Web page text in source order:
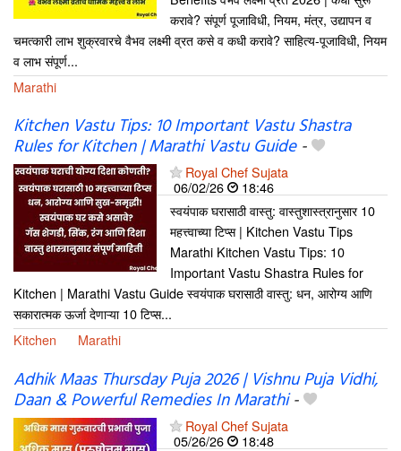
करावे? संपूर्ण पूजाविधी, नियम, मंत्र, उद्यापन व
चमत्कारी लाभ शुक्रवारचे वैभव लक्ष्मी व्रत कसे व कधी करावे? साहित्य-पूजाविधी, नियम
व लाभ संपूर्ण...
Marathi
Kitchen Vastu Tips: 10 Important Vastu Shastra
Rules for Kitchen | Marathi Vastu Guide-
Royal Chef Sujata
06/02/26
18:46
स्वयंपाक घरासाठी वास्तु: वास्तुशास्त्रानुसार 10
महत्त्वाच्या टिप्स | Kitchen Vastu Tips
Marathi Kitchen Vastu Tips: 10
Important Vastu Shastra Rules for
Kitchen | Marathi Vastu Guide स्वयंपाक घरासाठी वास्तु: धन, आरोग्य आणि
सकारात्मक ऊर्जा देणाऱ्या 10 टिप्स...
Kitchen
Marathi
Adhik Maas Thursday Puja 2026 | Vishnu Puja Vidhi,
Daan & Powerful Remedies In Marathi-
Royal Chef Sujata
05/26/26
18:48